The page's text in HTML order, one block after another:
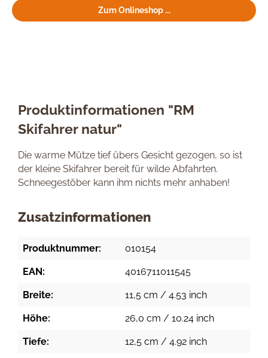
Zum Onlineshop ...
Produktinformationen "RM
Skifahrer natur"
Die warme Mütze tief übers Gesicht gezogen, so ist
der kleine Skifahrer bereit für wilde Abfahrten.
Schneegestöber kann ihm nichts mehr anhaben!
Zusatzinformationen
Produktnummer: 010154
EAN: 4016711011545
Breite: 11,5 cm / 4.53 inch
Höhe: 26,0 cm / 10.24 inch
Tiefe: 12,5 cm / 4.92 inch